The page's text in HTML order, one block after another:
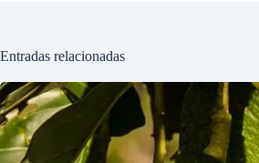
Entradas relacionadas